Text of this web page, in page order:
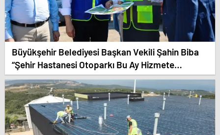
Büyükşehir Belediyesi Başkan Vekili Şahin Biba
“Şehir Hastanesi Otoparkı Bu Ay Hizmete
Açılacak”